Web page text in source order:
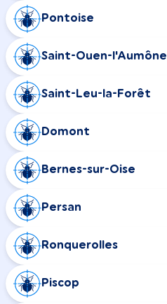
Pontoise
Saint-Ouen-l'Aumône
Saint-Leu-la-Forêt
Domont
Bernes-sur-Oise
Persan
Ronquerolles
Piscop